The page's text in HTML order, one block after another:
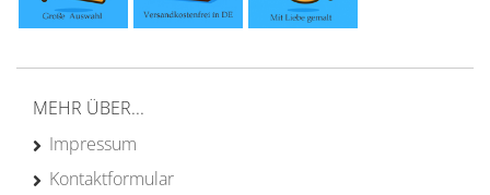
MEHR ÜBER...
Impressum
Kontaktformular